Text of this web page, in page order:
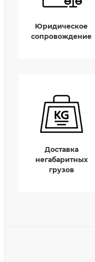
Юридическое
сопровождение
Доставка
негабаритных
грузов